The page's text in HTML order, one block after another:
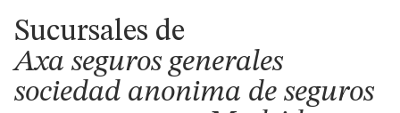
Sucursales de
Axa seguros generales
sociedad anonima de seguros